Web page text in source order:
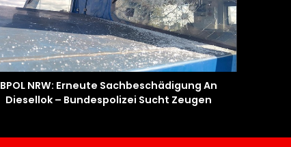
BPOL NRW: Erneute Sachbeschädigung An
Diesellok – Bundespolizei Sucht Zeugen